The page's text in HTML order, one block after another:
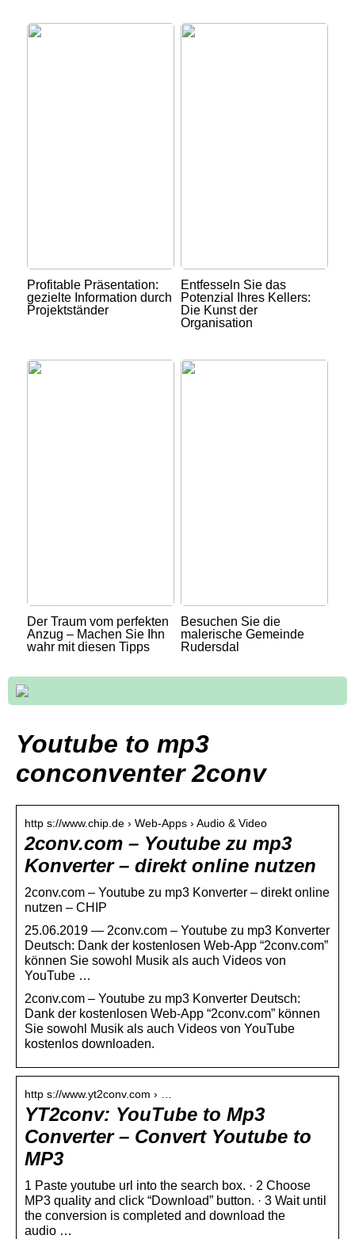
Profitable Präsentation:
gezielte Information durch
Projektständer
Entfesseln Sie das
Potenzial Ihres Kellers:
Die Kunst der
Organisation
Der Traum vom perfekten
Anzug – Machen Sie Ihn
wahr mit diesen Tipps
Besuchen Sie die
malerische Gemeinde
Rudersdal
Youtube to mp3
conconventer 2conv
http s://www.chip.de › Web-Apps › Audio & Video
2conv.com – Youtube zu mp3
Konverter – direkt online nutzen
2conv.com – Youtube zu mp3 Konverter – direkt online
nutzen – CHIP
25.06.2019 — 2conv.com – Youtube zu mp3 Konverter
Deutsch: Dank der kostenlosen Web-App “2conv.com”
können Sie sowohl Musik als auch Videos von
YouTube …
2conv.com – Youtube zu mp3 Konverter Deutsch:
Dank der kostenlosen Web-App “2conv.com” können
Sie sowohl Musik als auch Videos von YouTube
kostenlos downloaden.
http s://www.yt2conv.com › …
YT2conv: YouTube to Mp3
Converter – Convert Youtube to
MP3
1 Paste youtube url into the search box. · 2 Choose
MP3 quality and click “Download” button. · 3 Wait until
the conversion is completed and download the
audio …